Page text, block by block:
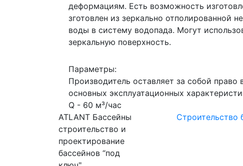
деформациям. Есть возможность
зготовлен из зеркально отполированной
воды в систему водопада. Могут
зеркальную поверхность.
Параметры:
Производитель оставляет за собой
основных эксплуатационных
Q - 60 м³/час
ATLANT Бассейны
строительство и
проектирование
бассейнов “под
Строительство